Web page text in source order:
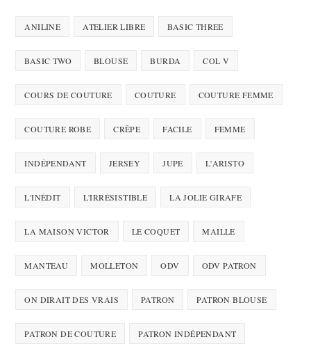
ANILINE ATELIER LIBRE BASIC THREE
BASIC TWO BLOUSE BURDA COL V
COURS DE COUTURE COUTURE COUTURE FEMME
COUTURE ROBE CRÊPE FACILE FEMME
INDÉPENDANT JERSEY JUPE L'ARISTO
L'INÉDIT L'IRRÉSISTIBLE LA JOLIE GIRAFE
LA MAISON VICTOR LE COQUET MAILLE
MANTEAU MOLLETON ODV ODV PATRON
ON DIRAIT DES VRAIS PATRON PATRON BLOUSE
PATRON DE COUTURE PATRON INDÉPENDANT